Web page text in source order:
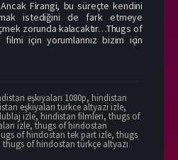
Firangi, bu süreçte kendini
istediğini de fark etmeye
zorunda kalacaktır…Thugs of
için yorumlarınız bizim için
eşkıyaları 1080p, hindistan
eşkıyaları turkce altyazi izle,
izle, hindistan filmleri, thugs of
izle, thugs of hindostan
of hindostan tek part izle, thugs
thugs of hindostan türkçe altyazı